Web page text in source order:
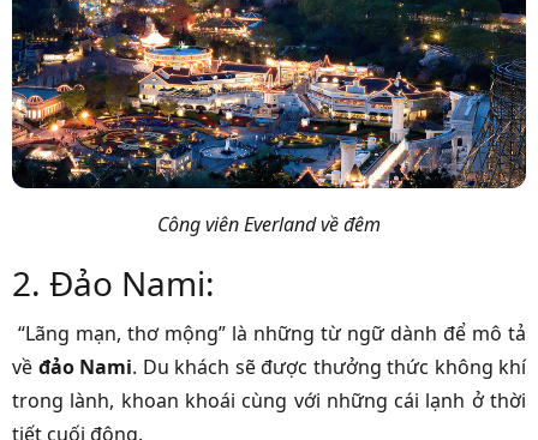
Công viên Everland về đêm
2. Đảo Nami:
“Lãng mạn, thơ mộng” là những từ ngữ dành để mô tả
về đảo Nami. Du khách sẽ được thưởng thức không khí
trong lành, khoan khoái cùng với những cái lạnh ở thời
tiết cuối đông.